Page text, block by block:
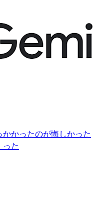
かかったのが悔しかった
た